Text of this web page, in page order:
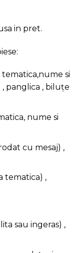
in pret.
si
panglica , biluțe
nume si
cu mesaj) ,
tematica) ,
sau ingeras) ,